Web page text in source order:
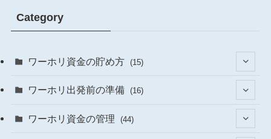
Category
ワーホリ資金の貯め方 (15)
ワーホリ出発前の準備 (16)
(6)
ワーホリ資金の管理 (44)